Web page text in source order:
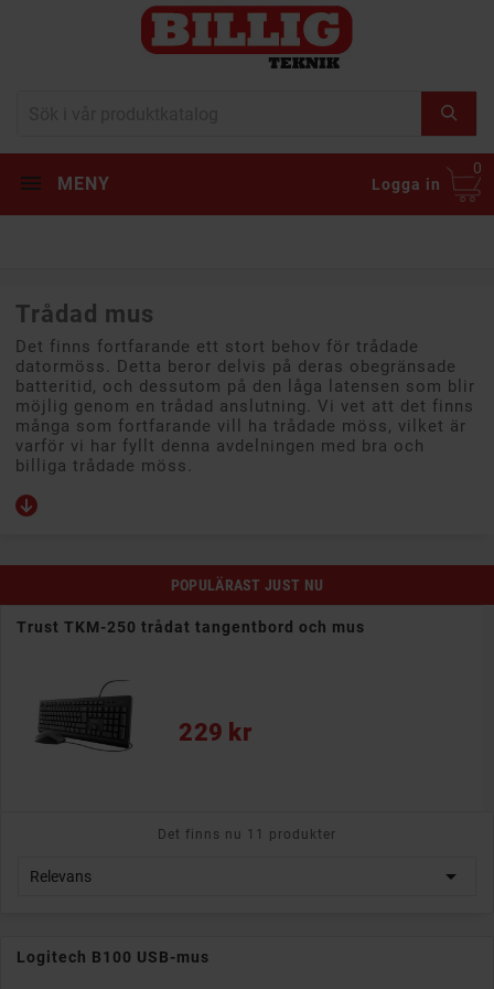
MENY Logga in
0
Trådad mus
Det finns fortfarande ett stort behov för trådade
datormöss. Detta beror delvis på deras obegränsade
batteritid, och dessutom på den låga latensen som blir
möjlig genom en trådad anslutning. Vi vet att det finns
många som fortfarande vill ha trådade möss, vilket är
varför vi har fyllt denna avdelningen med bra och
billiga trådade möss.
POPULÄRAST JUST NU
Trust TKM-250 trådat tangentbord och mus
229 kr
Pris
Det finns nu 11 produkter
Relevans 
Logitech B100 USB-mus